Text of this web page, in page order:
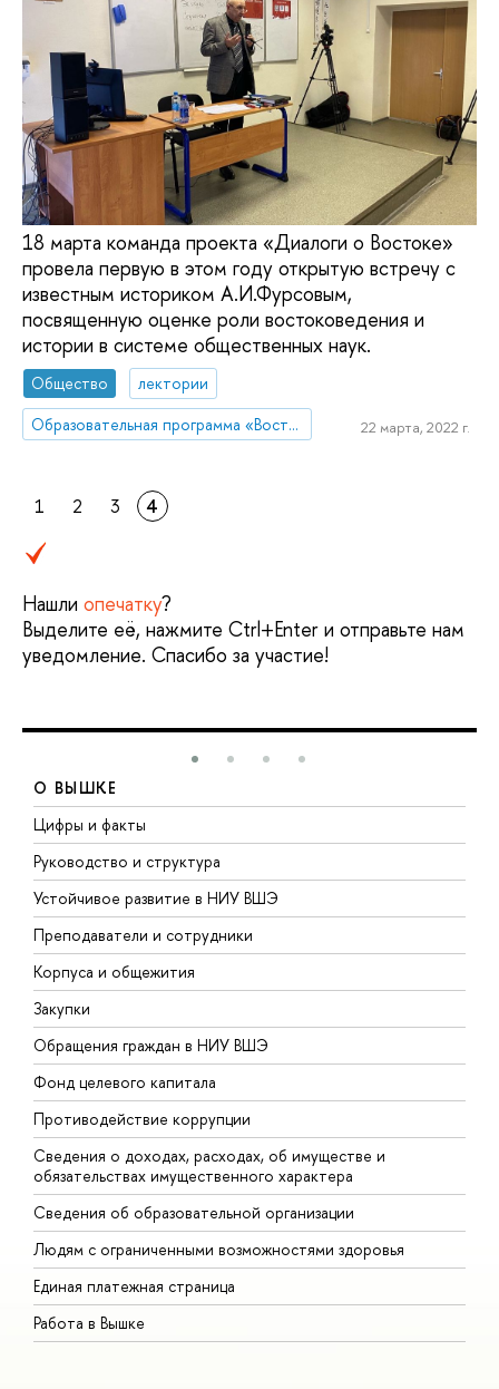
18 марта команда проекта «Диалоги о Востоке»
провела первую в этом году открытую встречу с
известным историком А.И.Фурсовым,
посвященную оценке роли востоковедения и
истории в системе общественных наук.
Общество
лектории
Образовательная программа «Востоковедение»
22 марта, 2022 г.
1 2 3 4
Нашли опечатку?
Выделите её, нажмите Ctrl+Enter и отправьте нам
уведомление. Спасибо за участие!
О ВЫШКЕ
Цифры и факты
Руководство и структура
Устойчивое развитие в НИУ ВШЭ
Преподаватели и сотрудники
Корпуса и общежития
Закупки
Обращения граждан в НИУ ВШЭ
Фонд целевого капитала
Противодействие коррупции
Сведения о доходах, расходах, об имуществе и
обязательствах имущественного характера
Сведения об образовательной организации
Людям с ограниченными возможностями здоровья
Единая платежная страница
Работа в Вышке